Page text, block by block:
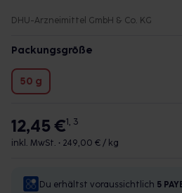
DHU-Arzneimittel GmbH & Co. KG
Packungsgröße
50 g
12,45 €1, 3
inkl. MwSt. • 249,00 € / kg
Du erhältst voraussichtlich 5